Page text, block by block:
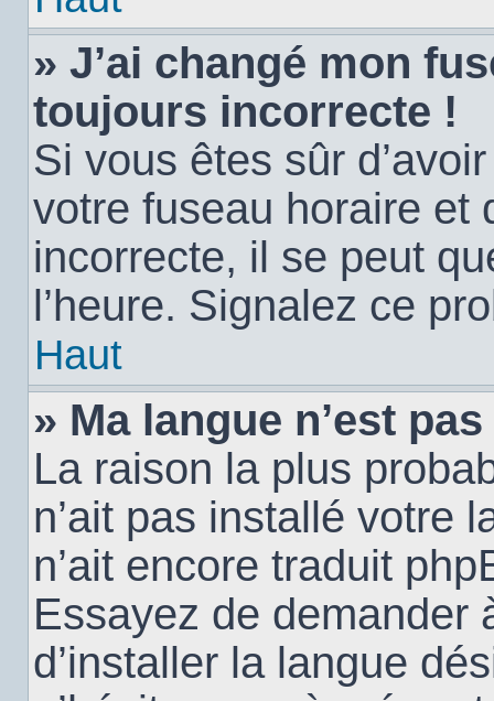
» J’ai changé mon
toujours incorrecte !
Si vous êtes sûr
votre fuseau horaire et
incorrecte, il se peut
l’heure. Signalez ce
Haut
» Ma langue n’est
La raison la plus
n’ait pas installé votre
n’ait encore traduit
Essayez de demander
d’installer la langue